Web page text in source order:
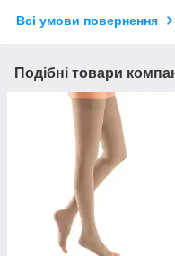
Всі умови повернення
Подібні товари